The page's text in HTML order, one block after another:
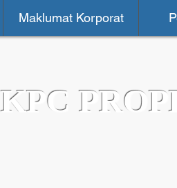
Maklumat Korporat
KPC